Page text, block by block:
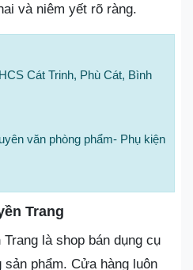
và niêm yết rõ ràng.
Cát Trinh, Phù Cát, Bình
văn phòng phẩm- Phụ kiện
Trang
là shop bán dụng cụ
phẩm. Cửa hàng luôn